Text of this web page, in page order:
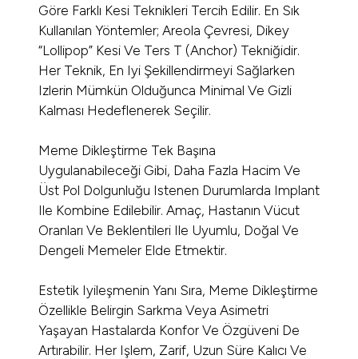
Göre Farklı Kesi Teknikleri Tercih Edilir. En Sık
Kullanılan Yöntemler; Areola Çevresi, Dikey
“lollipop” Kesi Ve Ters T (anchor) Tekniğidir.
Her Teknik, En Iyi Şekillendirmeyi Sağlarken
Izlerin Mümkün Olduğunca Minimal Ve Gizli
Kalması Hedeflenerek Seçilir.
Meme Dikleştirme Tek Başına
Uygulanabileceği Gibi, Daha Fazla Hacim Ve
Üst Pol Dolgunluğu Istenen Durumlarda Implant
Ile Kombine Edilebilir. Amaç, Hastanın Vücut
Oranları Ve Beklentileri Ile Uyumlu, Doğal Ve
Dengeli Memeler Elde Etmektir.
Estetik Iyileşmenin Yanı Sıra, Meme Dikleştirme
Özellikle Belirgin Sarkma Veya Asimetri
Yaşayan Hastalarda Konfor Ve Özgüveni De
Artırabilir. Her Işlem, Zarif, Uzun Süre Kalıcı Ve